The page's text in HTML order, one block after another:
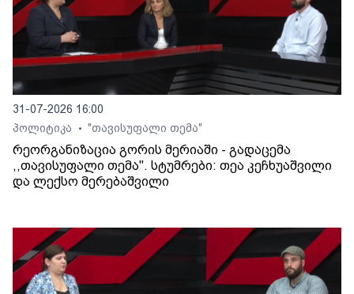
31-07-2026 16:00
პოლიტიკა
• "თავისუფალი თემა"
რეორგანიზაცია გორის მერიაში - გადაცემა
,,თავისუფალი თემა". სტუმრები: თეა კეჩხუაშვილი
და ლექსო მერებაშვილი